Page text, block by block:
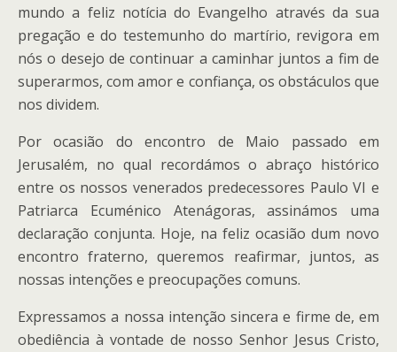
mundo a feliz notícia do Evangelho através da sua
pregação e do testemunho do martírio, revigora em
nós o desejo de continuar a caminhar juntos a fim de
superarmos, com amor e confiança, os obstáculos que
nos dividem.
Por ocasião do encontro de Maio passado em
Jerusalém, no qual recordámos o abraço histórico
entre os nossos venerados predecessores Paulo VI e
Patriarca Ecuménico Atenágoras, assinámos uma
declaração conjunta. Hoje, na feliz ocasião dum novo
encontro fraterno, queremos reafirmar, juntos, as
nossas intenções e preocupações comuns.
Expressamos a nossa intenção sincera e firme de, em
obediência à vontade de nosso Senhor Jesus Cristo,